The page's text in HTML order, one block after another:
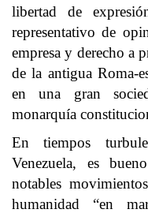
libertad de
representativo de
empresa y derecho a
de la antigua Roma-
en una gran
monarquía
En tiempos
Venezuela, es
notables
humanidad “en